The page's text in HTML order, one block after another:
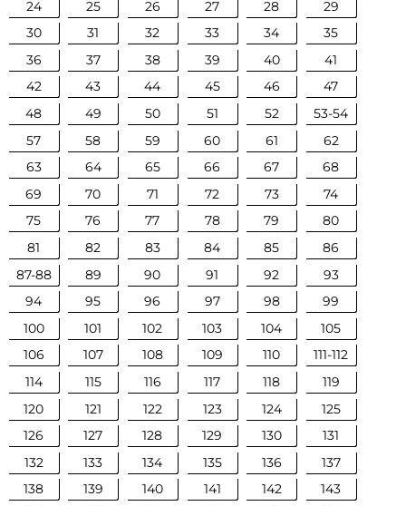
24
25 26 27 28
29
30
31 32 33 34
35
36
37 38 39 40
41
42
43 44 45 46
47
48
49 50 51 52
53-54
57
58 59 60 61
62
63
64 65 66 67
68
69
70 71 72 73
74
75
76 77 78 79
80
81
82 83 84 85
86
87-88
89 90 91 92
93
94
95 96 97 98
99
100
101 102 103 104
105
106
107 108 109 110
111-112
114
115 116 117 118
119
120
121 122 123 124
125
126
127 128 129 130
131
132
133 134 135 136
137
138
139 140 141 142
143